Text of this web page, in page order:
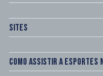
Sites
Como assistir a esportes